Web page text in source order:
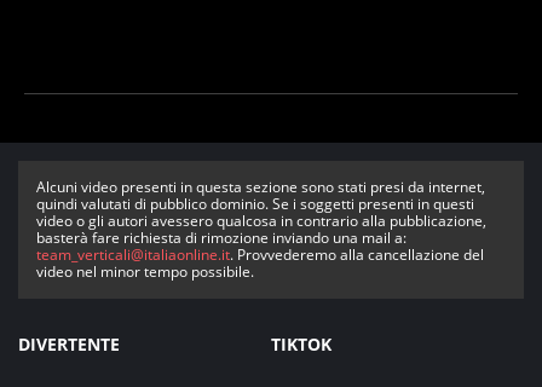
Alcuni video presenti in questa sezione sono stati presi da internet,
quindi valutati di pubblico dominio. Se i soggetti presenti in questi
video o gli autori avessero qualcosa in contrario alla pubblicazione,
basterà fare richiesta di rimozione inviando una mail a:
team_verticali@italiaonline.it. Provvederemo alla cancellazione del
video nel minor tempo possibile.
DIVERTENTE TIKTOK